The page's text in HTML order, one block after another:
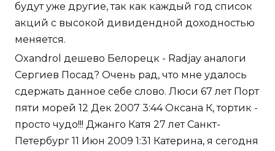
будут уже другие, так как каждый год список
акций с высокой дивидендной доходностью
меняется.
Oxandrol дешево Белорецк - Radjay аналоги
Сергиев Посад? Очень рад, что мне удалось
сдержать данное себе слово. Люси 67 лет Порт
пяти морей 12 Дек 2007 3:44 Оксана К, тортик -
просто чудо!!! Джанго Катя 27 лет Санкт-
Петербург 11 Июн 2009 1:31 Катерина, я сегодня